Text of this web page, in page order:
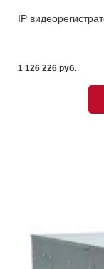
IP
1 126 226 pуб.